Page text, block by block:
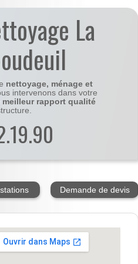
La
nettoyage, ménage et
intervenons dans votre
meilleur rapport qualité
Demande de devis